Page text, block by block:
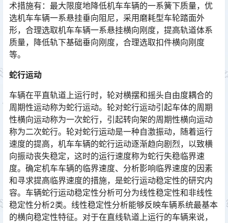
术措施有：最大限度地降低机车车辆的一系簧下质量，优
选机车车辆一系悬挂垂向阻尼，采用磨耗型车轮踏面外
形，合理选取机车车辆一系悬挂横向刚度，提高轨道体系
质量，降低轨下基础垂向刚度，合理选取扣件横向刚度
等。󠅅󠅃󠄵󠅂󠄪󠇖󠆨󠆨󠇕󠆞󠆒󠅬󠇘󠆭󠆘󠇙󠆝󠅵󠇗󠆭󠆁󠄐󠇗󠅹󠅸󠇖󠆍󠅳󠇖󠅹󠅰󠇖󠆌󠅹
蛇行运动
车辆在平直轨道上运行时，轮对横摆和摇头自由度耦合的
周期性运动称为蛇行运动。轮对蛇行运动引起车体的周期
性横向运动称为一次蛇行，引起转向架的周期性横向运动
称为二次蛇行。轮对蛇行运动是一种自激振动，随着运行
速度的提高，机车车辆的蛇行运动逐渐趋向剧烈，以致横
向振动丧失稳定，这时的运行速度称为蛇行失稳临界速
度。确定机车车辆的临界速度、分析影响临界速度的因素
和寻求提高临界速度的措施，是蛇行运动稳定性的研究内
容。车辆蛇行运动稳定性分析可分为线性稳定性和非线性
稳定性分析2类。线性稳定性分析能够反映车辆系统最基本
的横向稳定性特征。对于在直线轨道上运行的车辆来说，